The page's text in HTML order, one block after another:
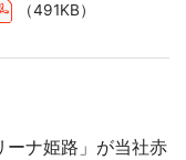
（491KB）
ーナ姫路」が当社赤